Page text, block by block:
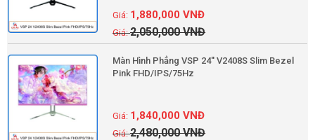
2,050,000VNĐ
1,880,000VNĐ
Màn Hình Phẳng VSP 24'' V2408S Slim Bezel
Pink FHD/IPS/75Hz
2,480,000VNĐ
1,840,000VNĐ